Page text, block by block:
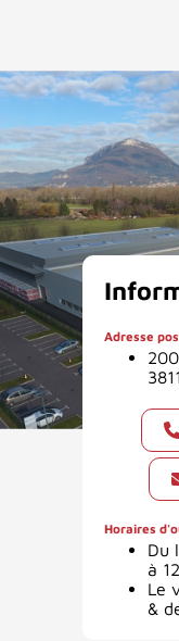
Adresse
Horaires
Du
à
Le
&